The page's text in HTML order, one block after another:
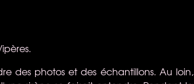
des photos et des échantillons. Au loin,